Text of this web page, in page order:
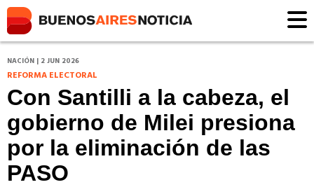
NACIÓN | 2 JUN 2026
REFORMA ELECTORAL
Con Santilli a la cabeza, el
gobierno de Milei presiona
por la eliminación de las
PASO